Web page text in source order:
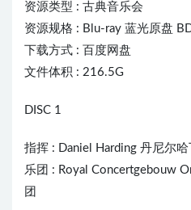
资源类型 : 古典音乐会
资源规格 : Blu-ray 蓝光原盘
下载方式 : 百度网盘
文件体积 : 216.5G
DISC 1
指挥 : Daniel Harding 丹尼尔哈
乐团 : Royal Concertgebouw
团